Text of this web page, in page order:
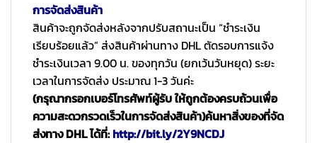
การจัดส่งสินค้า
สินค้าจะถูกจัดส่งหลังจากปรับสถานะเป็น “ชำระเงิน
เรียบร้อยแล้ว” ส่งสินค้าผ่านทาง DHL ตัดรอบการแจ้ง
ชำระเงินเวลา 9.00 น. ของทุกวัน (ยกเว้นวันหยุด) ระยะ
เวลาในการจัดส่ง ประมาณ 1-3 วันค่ะ
(กรุณากรอกเบอร์โทรศัพท์ผู้รับ ให้ถูกต้องครบถ้วนเพื่อ
ความสะดวกรวดเร็วในการจัดส่งสินค้า)ค้นหาสิ่งของที่จัด
ส่งทาง DHL ได้ที่:http://bit.ly/2Y9NCDJ